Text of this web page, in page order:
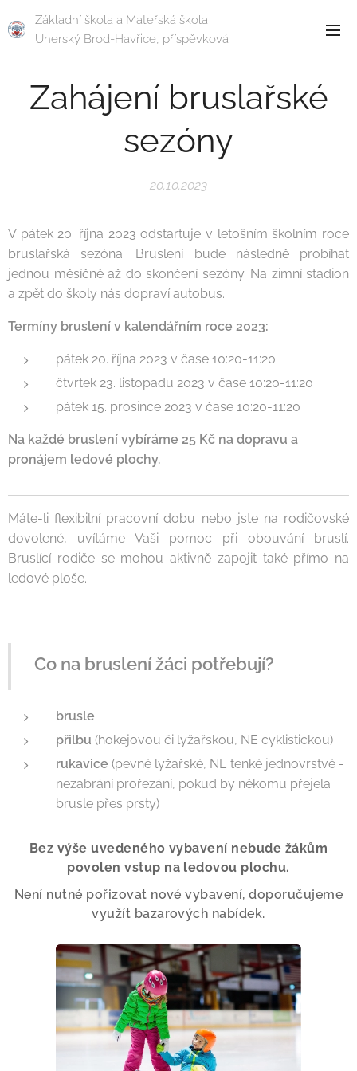
Základní škola a Mateřská škola
Uherský Brod-Havřice, příspěvková
Zahájení bruslařské
sezóny
20.10.2023
V pátek 20. října 2023 odstartuje v letošním školním roce
bruslařská sezóna. Bruslení bude následně probíhat
jednou měsíčně až do skončení sezóny. Na zimní stadion
a zpět do školy nás dopraví autobus.
Termíny bruslení v kalendářním roce 2023:
pátek 20. října 2023 v čase 10:20-11:20
čtvrtek 23. listopadu 2023 v čase 10:20-11:20
pátek 15. prosince 2023 v čase 10:20-11:20
Na každé bruslení vybíráme 25 Kč na dopravu a
pronájem ledové plochy.
Máte-li flexibilní pracovní dobu nebo jste na rodičovské
dovolené, uvítáme Vaši pomoc při obouvání bruslí.
Bruslící rodiče se mohou aktivně zapojit také přímo na
ledové ploše.
Co na bruslení žáci potřebují?
brusle
přilbu (hokejovou či lyžařskou, NE cyklistickou)
rukavice (pevné lyžařské, NE tenké jednovrstvé -
nezabrání prořezání, pokud by někomu přejela
brusle přes prsty)
Bez výše uvedeného vybavení nebude žákům
povolen vstup na ledovou plochu.
Není nutné pořizovat nové vybavení, doporučujeme
využít bazarových nabídek.